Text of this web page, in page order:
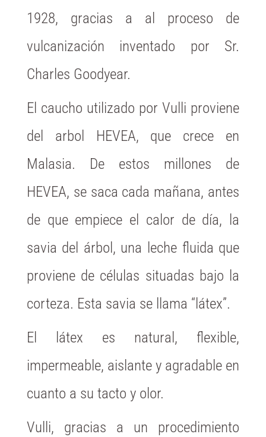
1928, gracias a al proceso de
vulcanización inventado por Sr.
Charles Goodyear.
El caucho utilizado por Vulli proviene
del arbol HEVEA, que crece en
Malasia. De estos millones de
HEVEA, se saca cada mañana, antes
de que empiece el calor de día, la
savia del árbol, una leche fluida que
proviene de células situadas bajo la
corteza. Esta savia se llama “látex”.
El látex es natural, flexible,
impermeable, aislante y agradable en
cuanto a su tacto y olor.
Vulli, gracias a un procedimiento